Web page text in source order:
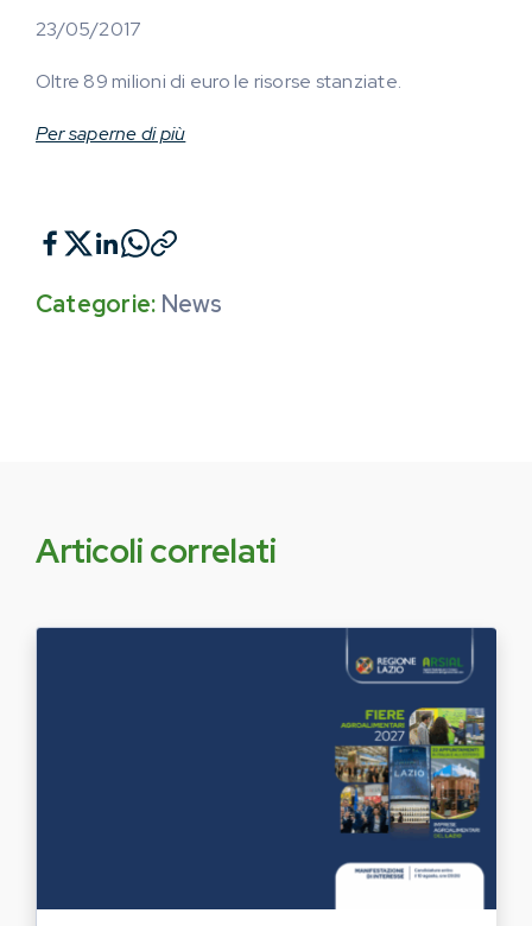
23/05/2017
Oltre 89 milioni di euro le risorse stanziate.
Per saperne di più
Categorie: News
Articoli correlati